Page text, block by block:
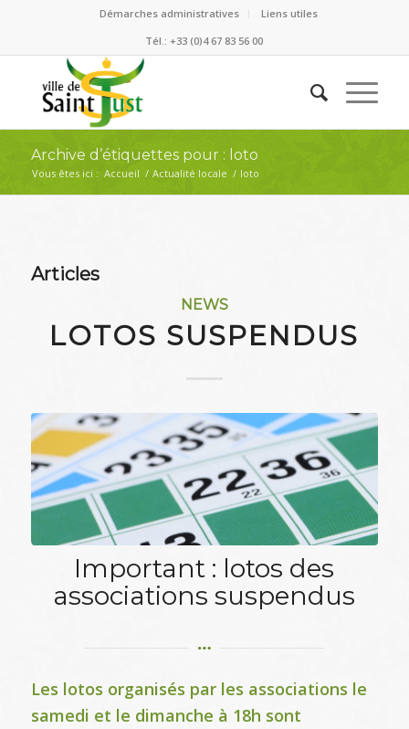
Démarches administratives
Liens utiles
Tél.: +33 (0)4 67 83 56 00
Archive d’étiquettes pour : loto
Vous êtes ici : Accueil / Actualité locale / loto
Articles
NEWS
LOTOS SUSPENDUS
Important : lotos des
associations suspendus
Les lotos organisés par les associations le
samedi et le dimanche à 18h sont